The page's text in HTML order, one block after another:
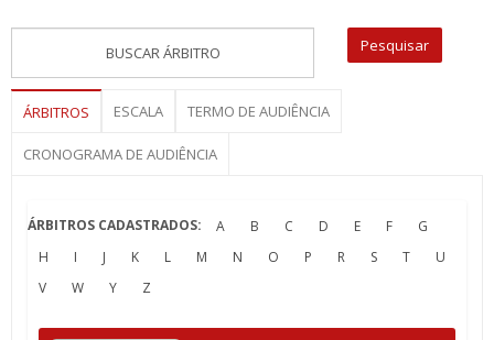
ÁRBITROS ESCALA TERMO DE AUDIÊNCIA
CRONOGRAMA DE AUDIÊNCIA
ÁRBITROS CADASTRADOS: A B C D E F
G
H
I J K L M N O P R S T
U
V
W Y Z